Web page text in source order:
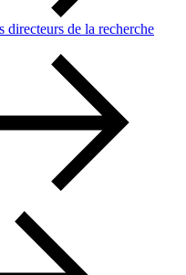
directeurs de la recherche